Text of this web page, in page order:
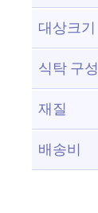
대상크기
식탁 구성
재질
배송비